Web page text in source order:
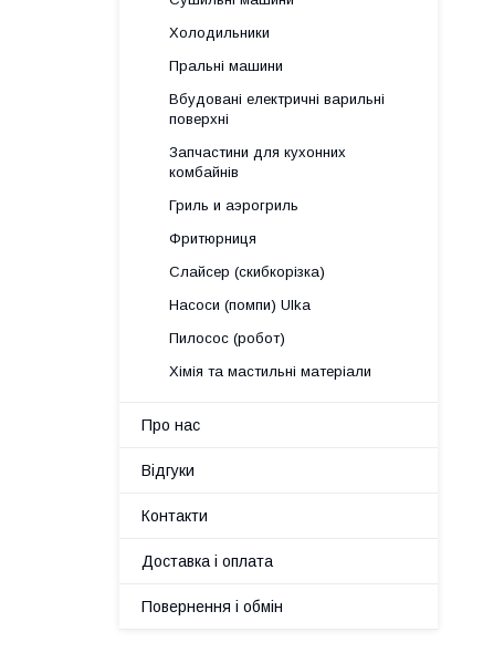
Холодильники
Пральні машини
Вбудовані електричні варильні
поверхні
Запчастини для кухонних
комбайнів
Гриль и аэрогриль
Фритюрниця
Слайсер (скибкорізка)
Насоси (помпи) Ulka
Пилосос (робот)
Хімія та мастильні матеріали
Про нас
Відгуки
Контакти
Доставка і оплата
Повернення і обмін